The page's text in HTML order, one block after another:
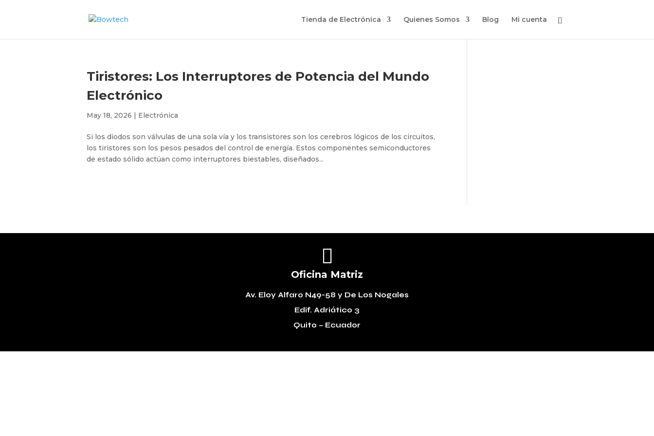
Tienda de Electrónica Quienes Somos Blog Mi cuenta
Tiristores: Los Interruptores de Potencia del Mundo
Electrónico
May 18, 2026 | Electrónica
Si los diodos son válvulas de una sola vía y los transistores son los cerebros lógicos de los circuitos,
los tiristores son los pesos pesados del control de energía. Estos componentes semiconductores
de estado sólido actúan como interruptores biestables, diseñados...

Oficina Matriz
Av. Eloy Alfaro N49-58 y De Los Nogales
Edif. Adriático 3
Quito – Ecuador